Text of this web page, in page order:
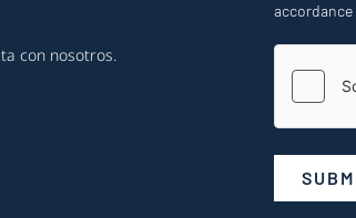
con nosotros.